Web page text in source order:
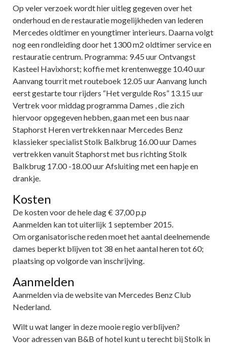
Op veler verzoek wordt hier uitleg gegeven over het
onderhoud en de restauratie mogelijkheden van lederen
Mercedes oldtimer en youngtimer interieurs. Daarna volgt
nog een rondleiding door het 1300 m2 oldtimer service en
restauratie centrum. Programma: 9.45 uur Ontvangst
Kasteel Havixhorst; koffie met krentenwegge 10.40 uur
Aanvang tourrit met routeboek 12.05 uur Aanvang lunch
eerst gestarte tour rijders “Het vergulde Ros” 13.15 uur
Vertrek voor middag programma Dames , die zich
hiervoor opgegeven hebben, gaan met een bus naar
Staphorst Heren vertrekken naar Mercedes Benz
klassieker specialist Stolk Balkbrug 16.00 uur Dames
vertrekken vanuit Staphorst met bus richting Stolk
Balkbrug 17.00 -18.00 uur Afsluiting met een hapje en
drankje.
Kosten
De kosten voor de hele dag € 37,00 p.p
Aanmelden kan tot uiterlijk 1 september 2015.
Om organisatorische reden moet het aantal deelnemende
dames beperkt blijven tot 38 en het aantal heren tot 60;
plaatsing op volgorde van inschrijving.
Aanmelden
Aanmelden via de website van Mercedes Benz Club
Nederland.
Wilt u wat langer in deze mooie regio verblijven?
Voor adressen van B&B of hotel kunt u terecht bij Stolk in